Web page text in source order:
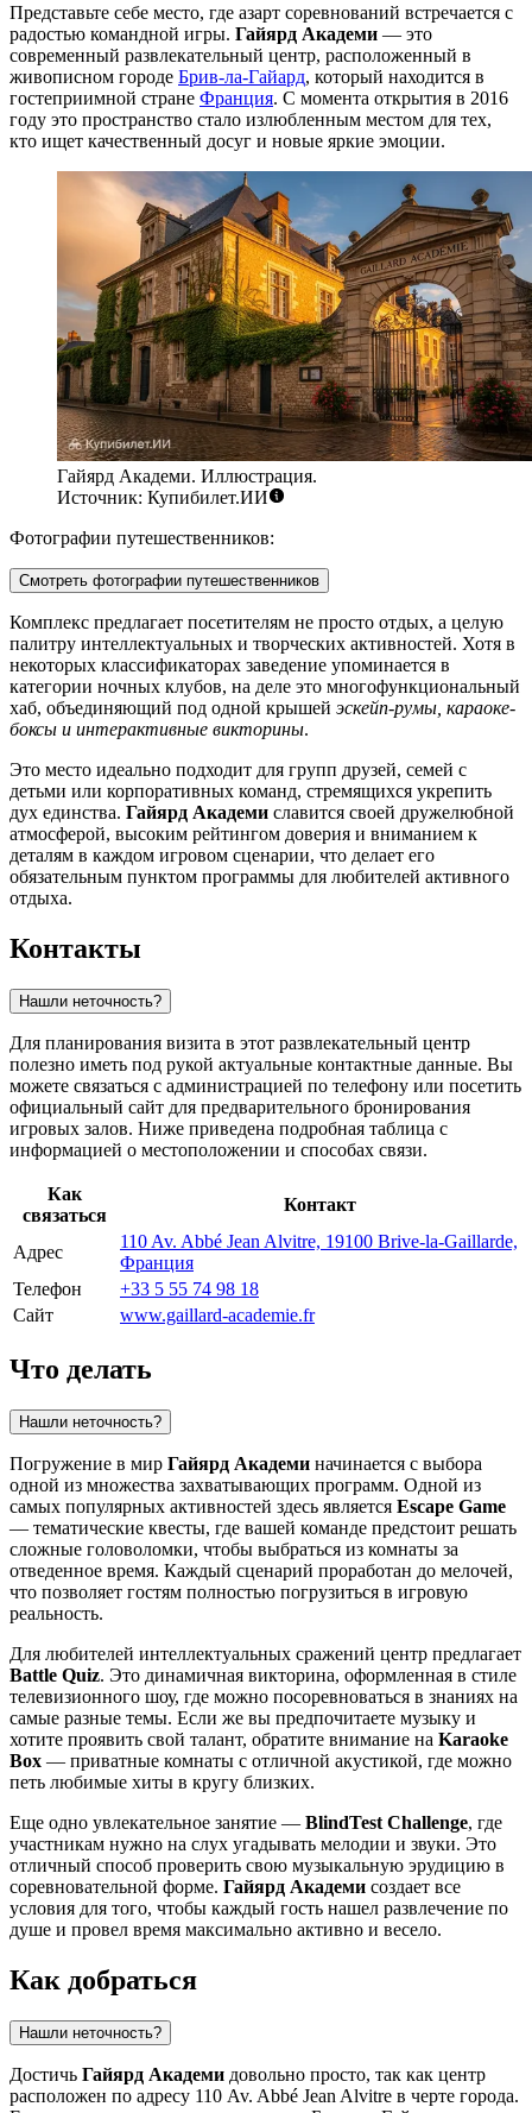
Представьте себе место, где азарт соревнований встречается с
радостью командной игры. Гайярд Академи — это
современный развлекательный центр, расположенный в
живописном городе Брив-ла-Гайард, который находится в
гостеприимной стране Франция. С момента открытия в 2016
году это пространство стало излюбленным местом для тех,
кто ищет качественный досуг и новые яркие эмоции.
Гайярд Академи. Иллюстрация.
Источник: Купибилет.ИИ
Фотографии путешественников:
Смотреть фотографии путешественников
Комплекс предлагает посетителям не просто отдых, а целую
палитру интеллектуальных и творческих активностей. Хотя в
некоторых классификаторах заведение упоминается в
категории ночных клубов, на деле это многофункциональный
хаб, объединяющий под одной крышей эскейп-румы, караоке-
боксы и интерактивные викторины.
Это место идеально подходит для групп друзей, семей с
детьми или корпоративных команд, стремящихся укрепить
дух единства. Гайярд Академи славится своей дружелюбной
атмосферой, высоким рейтингом доверия и вниманием к
деталям в каждом игровом сценарии, что делает его
обязательным пунктом программы для любителей активного
отдыха.
Контакты
Нашли неточность?
Для планирования визита в этот развлекательный центр
полезно иметь под рукой актуальные контактные данные. Вы
можете связаться с администрацией по телефону или посетить
официальный сайт для предварительного бронирования
игровых залов. Ниже приведена подробная таблица с
информацией о местоположении и способах связи.
Как
связаться
Контакт
Адрес
110 Av. Abbé Jean Alvitre, 19100 Brive-la-Gaillarde,
Франция
Телефон
+33 5 55 74 98 18
Сайт
www.gaillard-academie.fr
Что делать
Нашли неточность?
Погружение в мир Гайярд Академи начинается с выбора
одной из множества захватывающих программ. Одной из
самых популярных активностей здесь является Escape Game
— тематические квесты, где вашей команде предстоит решать
сложные головоломки, чтобы выбраться из комнаты за
отведенное время. Каждый сценарий проработан до мелочей,
что позволяет гостям полностью погрузиться в игровую
реальность.
Для любителей интеллектуальных сражений центр предлагает
Battle Quiz. Это динамичная викторина, оформленная в стиле
телевизионного шоу, где можно посоревноваться в знаниях на
самые разные темы. Если же вы предпочитаете музыку и
хотите проявить свой талант, обратите внимание на Karaoke
Box — приватные комнаты с отличной акустикой, где можно
петь любимые хиты в кругу близких.
Еще одно увлекательное занятие — BlindTest Challenge, где
участникам нужно на слух угадывать мелодии и звуки. Это
отличный способ проверить свою музыкальную эрудицию в
соревновательной форме. Гайярд Академи создает все
условия для того, чтобы каждый гость нашел развлечение по
душе и провел время максимально активно и весело.
Как добраться
Нашли неточность?
Достичь Гайярд Академи довольно просто, так как центр
расположен по адресу 110 Av. Abbé Jean Alvitre в черте города.